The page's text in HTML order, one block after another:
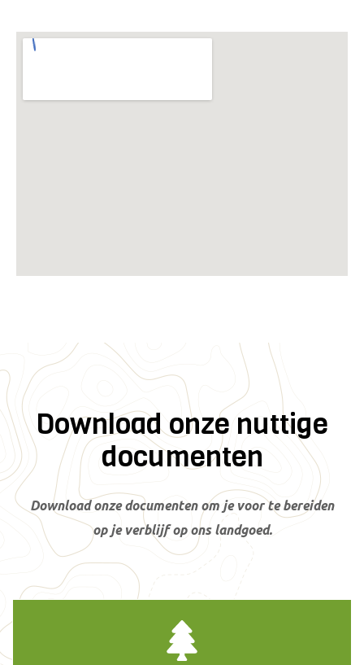
Download onze nuttige
documenten
Download onze documenten om je voor te bereiden
op je verblijf op ons landgoed.